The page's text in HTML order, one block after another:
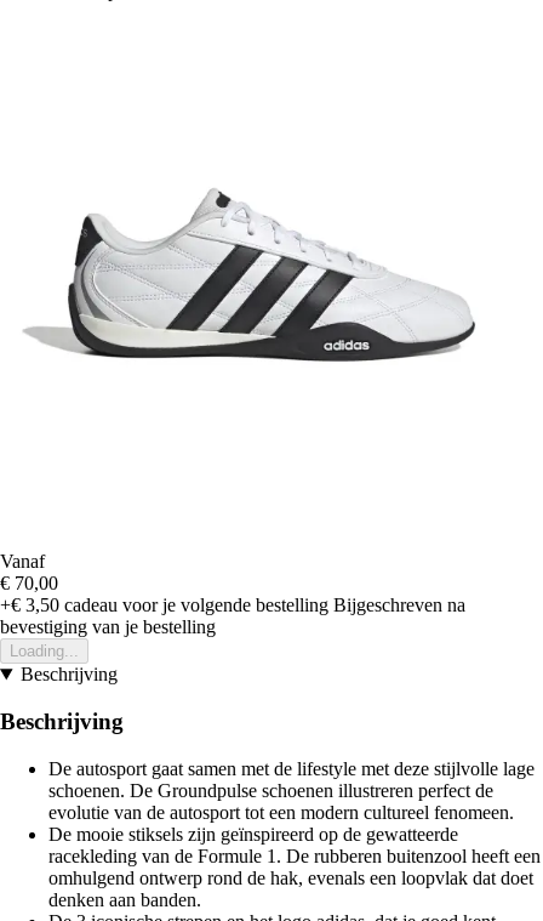
Vanaf
€ 70,00
+€ 3,50 cadeau voor je volgende bestelling Bijgeschreven na
bevestiging van je bestelling
Loading...
Beschrijving
Beschrijving
De autosport gaat samen met de lifestyle met deze stijlvolle lage
schoenen. De Groundpulse schoenen illustreren perfect de
evolutie van de autosport tot een modern cultureel fenomeen.
De mooie stiksels zijn geïnspireerd op de gewatteerde
racekleding van de Formule 1. De rubberen buitenzool heeft een
omhulgend ontwerp rond de hak, evenals een loopvlak dat doet
denken aan banden.